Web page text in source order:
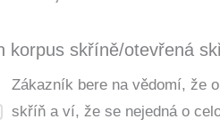
Byla:
7
korpus skříně/otevřená
Zákazník bere na vědomí, že
skříň a ví, že se nejedná o